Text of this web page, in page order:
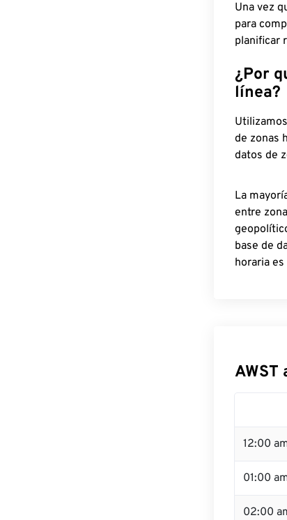
Una vez
para
planificar
¿Por
línea?
de zonas
datos de
La
entre
base de
horaria
AWST
12:00
01:00
02:00